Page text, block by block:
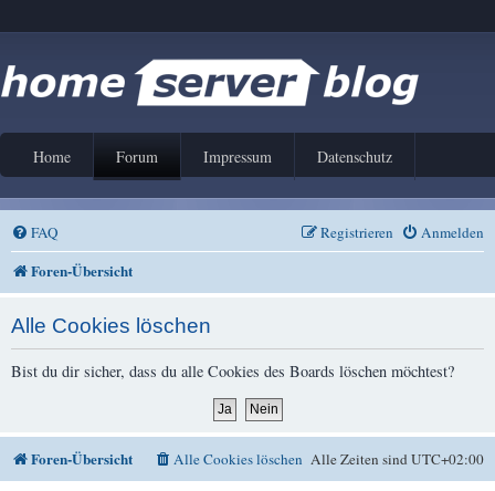
Home Forum Impressum Datenschutz
FAQ Anmelden
Registrieren
Foren-Übersicht
Alle Cookies löschen
Bist du dir sicher, dass du alle Cookies des Boards löschen möchtest?
Foren-Übersicht Alle Zeiten sindUTC+02:00
Alle Cookies löschen